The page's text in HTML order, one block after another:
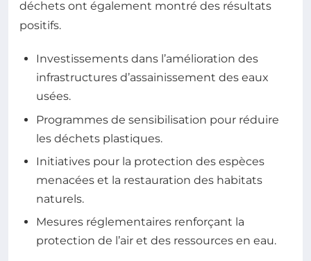
déchets ont également montré des résultats
positifs.
Investissements dans l’amélioration des
infrastructures d’assainissement des eaux
usées.
Programmes de sensibilisation pour réduire
les déchets plastiques.
Initiatives pour la protection des espèces
menacées et la restauration des habitats
naturels.
Mesures réglementaires renforçant la
protection de l’air et des ressources en eau.